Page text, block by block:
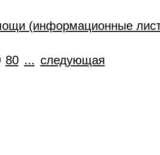
(информационные
80 ... следующая